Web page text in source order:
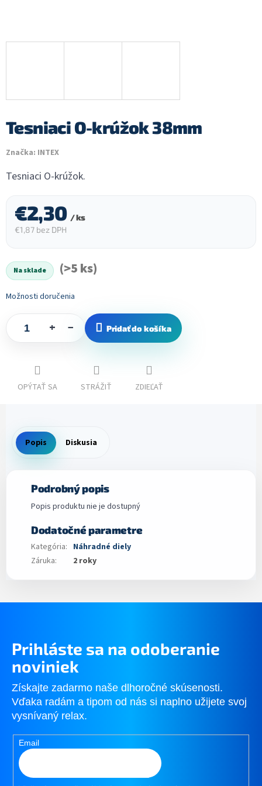
Tesniaci O-krúžok 38mm
Značka: INTEX
Tesniaci O-krúžok.
€2,30 / ks
€1,87 bez DPH
Na sklade
(>5 ks)
Možnosti doručenia
+ − Pridať do košíka
OPÝTAŤ SA STRÁŽIŤ ZDIEĽAŤ
Popis Diskusia
Podrobný popis
Popis produktu nie je dostupný
Dodatočné parametre
Kategória: Náhradné diely
Záruka: 2 roky
Prihláste sa na odoberanie
noviniek
Získajte zadarmo naše dlhoročné skúsenosti.
Vďaka radám a tipom od nás si naplno užijete svoj
vysnívaný relax.
Email